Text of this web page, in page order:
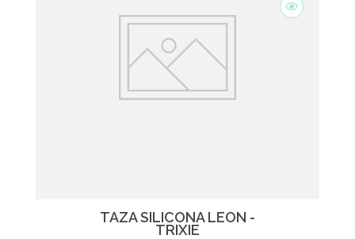
TAZA SILICONA LEÓN -
TRIXIE